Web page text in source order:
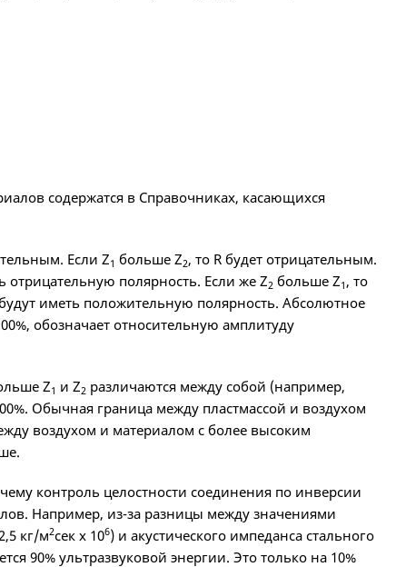
содержатся в Справочниках, касающихся
Если Z1 больше Z2, то R будет отрицательным.
полярность. Если же Z2 больше Z1 , то
иметь положительную полярность. Абсолютное
обозначает относительную амплитуду
Z1 и Z2 различаются между собой (например,
Обычная граница между пластмассой и воздухом
воздухом и материалом с более высоким
контроль целостности соединения по инверсии
Например, из-за разницы между значениями
кг/м2сек х 106) и акустического импеданса стального
90% ультразвуковой энергии. Это только на 10%